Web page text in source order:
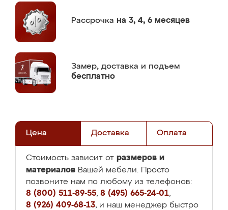
Рассрочка на 3, 4, 6 месяцев
Замер, доставка и подъем
бесплатно
Цена Доставка Оплата
Стоимость зависит от размеров и
материалов Вашей мебели. Просто
позвоните нам по любому из телефонов:
8 (800) 511-89-55, 8 (495) 665-24-01,
8 (926) 409-68-13, и наш менеджер быстро